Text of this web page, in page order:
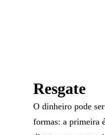
Resgate
O dinheiro pode
formas: a primeira